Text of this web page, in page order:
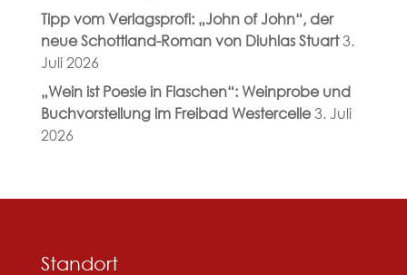
Tipp vom Verlagsprofi: „John of John“, der
neue Schottland-Roman von Diuhlas Stuart 3.
Juli 2026
„Wein ist Poesie in Flaschen“: Weinprobe und
Buchvorstellung im Freibad Westercelle 3. Juli
2026
Standort